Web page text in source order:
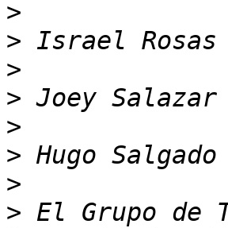
>
>
>
>
>
>
>
> El Grupo de